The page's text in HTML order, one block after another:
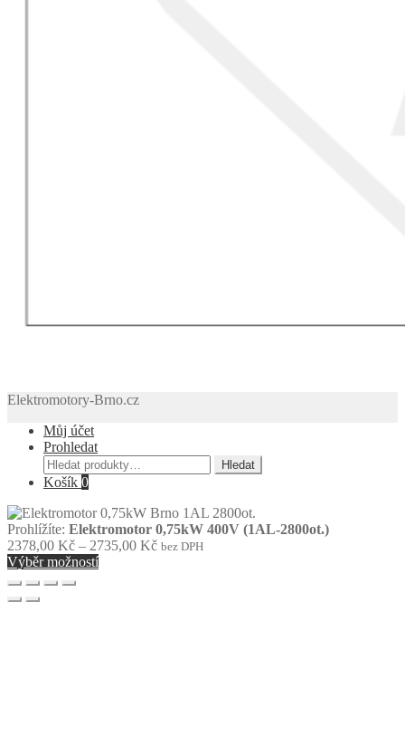
Elektromotory-Brno.cz
Můj účet
Prohledat
Hledat:
Hledat
Košík 0
Prohlížíte: Elektromotor 0,75kW 400V (1AL-2800ot.)
2378,00 Kč – 2735,00 KčRozpětí
bez DPH
Výběr možností